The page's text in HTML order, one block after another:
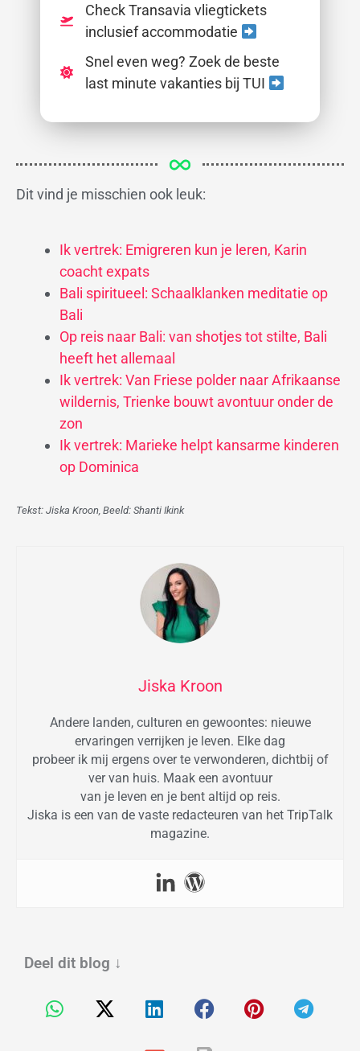
Check Transavia vliegtickets
inclusief accommodatie
Snel even weg? Zoek de beste
last minute vakanties bij TUI
Dit vind je misschien ook leuk:
Ik vertrek: Emigreren kun je leren, Karin
coacht expats
Bali spiritueel: Schaalklanken meditatie op
Bali
Op reis naar Bali: van shotjes tot stilte, Bali
heeft het allemaal
Ik vertrek: Van Friese polder naar Afrikaanse
wildernis, Trienke bouwt avontuur onder de
zon
Ik vertrek: Marieke helpt kansarme kinderen
op Dominica
Tekst: Jiska Kroon, Beeld: Shanti Ikink
Jiska Kroon
Andere landen, culturen en gewoontes: nieuwe
ervaringen verrijken je leven. Elke dag
probeer ik mij ergens over te verwonderen, dichtbij of
ver van huis. Maak een avontuur
van je leven en je bent altijd op reis.
Jiska is een van de vaste redacteuren van het TripTalk
magazine.
Deel dit blog ↓